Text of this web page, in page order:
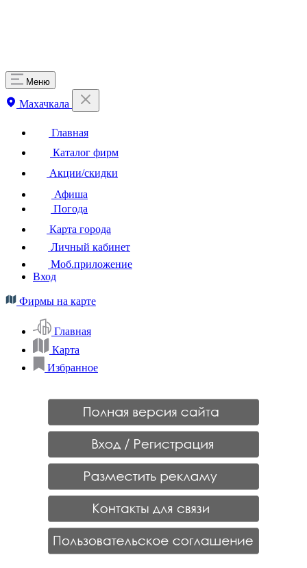
Меню
Махачкала
Главная
Каталог фирм
Акции/скидки
Афиша
Погода
Карта города
Личный кабинет
Моб.приложение
Вход
Фирмы на карте
Главная
Карта
Избранное